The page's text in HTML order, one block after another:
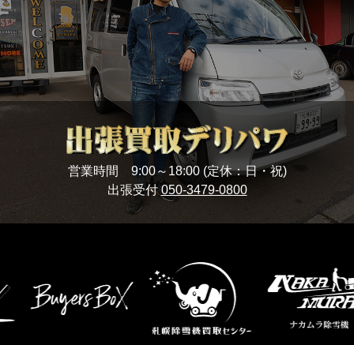
営業時間 9:00～18:00 (定休：日・祝)
出張受付050-3479-0800